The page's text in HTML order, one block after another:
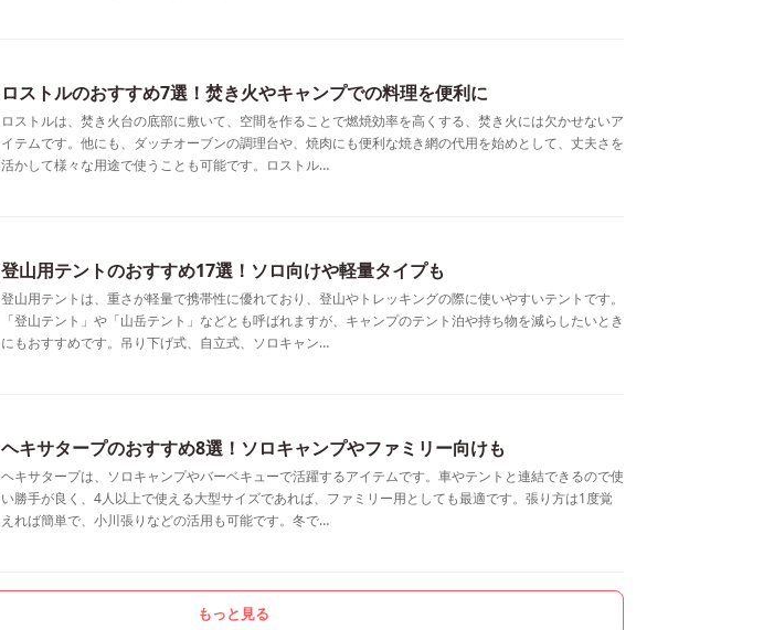
ロストルのおすすめ7選！焚き火やキャンプでの料理を便利に
ロストルは、焚き火台の底部に敷いて、空間を作ることで燃焼効率を高くする、焚き火には欠かせないア
イテムです。他にも、ダッチオーブンの調理台や、焼肉にも便利な焼き網の代用を始めとして、丈夫さを
活かして様々な用途で使うことも可能です。ロストル…
登山用テントのおすすめ17選！ソロ向けや軽量タイプも
登山用テントは、重さが軽量で携帯性に優れており、登山やトレッキングの際に使いやすいテントです。
「登山テント」や「山岳テント」などとも呼ばれますが、キャンプのテント泊や持ち物を減らしたいとき
にもおすすめです。吊り下げ式、自立式、ソロキャン…
ヘキサタープのおすすめ8選！ソロキャンプやファミリー向けも
ヘキサタープは、ソロキャンプやバーベキューで活躍するアイテムです。車やテントと連結できるので使
い勝手が良く、4人以上で使える大型サイズであれば、ファミリー用としても最適です。張り方は1度覚
えれば簡単で、小川張りなどの活用も可能です。冬で…
もっと見る